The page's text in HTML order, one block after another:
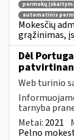
permokų
automatinis
Mokesčių
grąžinimas,
Dėl
Web turinio
tarnyba
Metai: 2021
Pelno